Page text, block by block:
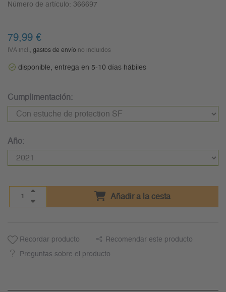
Número de artículo: 366697
79,99 €
IVA incl., gastos de envío no incluidos
disponible, entrega en 5-10 días hábiles
Cumplimentación:
Año:
Añadir a la cesta
Recordar producto Recomendar este producto
Preguntas sobre el producto